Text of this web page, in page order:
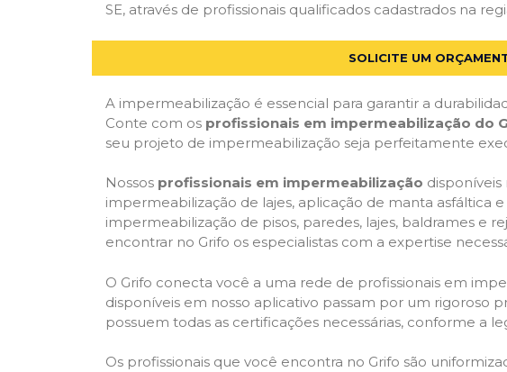
SE, através de profissionais qualificados cadastrados na
SOLICITE UM
A impermeabilização é essencial para garantir a
Conte com os profissionais em impermeabilização do
seu projeto de impermeabilização seja perfeitamente
Nossos profissionais em impermeabilização
impermeabilização de lajes, aplicação de manta asfáltica
impermeabilização de pisos, paredes, lajes, baldrames e
encontrar no Grifo os especialistas com a expertise
O Grifo conecta você a uma rede de profissionais em
disponíveis em nosso aplicativo passam por um rigoroso
possuem todas as certificações necessárias, conforme a
Os profissionais que você encontra no Grifo são